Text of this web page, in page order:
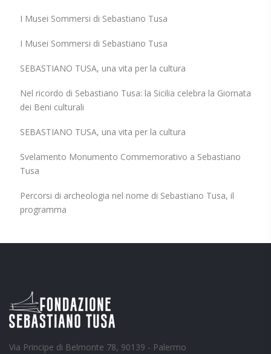
I Musei Sommersi di Sebastiano Tusa
I Musei Sommersi di Sebastiano Tusa
SEBASTIANO TUSA, una vita per la cultura
Nel ricordo di Sebastiano Tusa: la Sicilia celebra la Giornata
dei Beni culturali
SEBASTIANO TUSA, una vita per la cultura
Svelamento Monumento Commemorativo a Sebastiano
Tusa
Percorsi di archeologia nel nome di Sebastiano Tusa, il
programma
Via Principe di Belmonte 78, 90139 - Palermo